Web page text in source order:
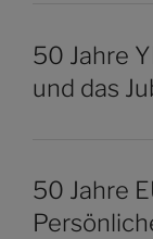
50 Jahre
und das
50 Jahre